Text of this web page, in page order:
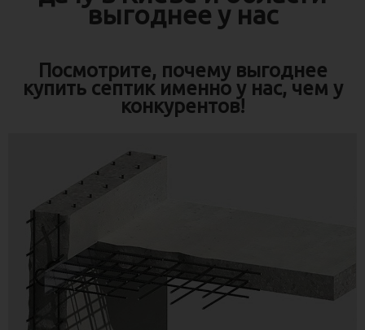
выгоднее у нас
Посмотрите, почему выгоднее
купить септик именно у нас, чем у
конкурентов!